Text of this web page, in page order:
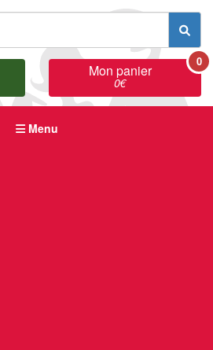
Mon panier
0€
0
Menu